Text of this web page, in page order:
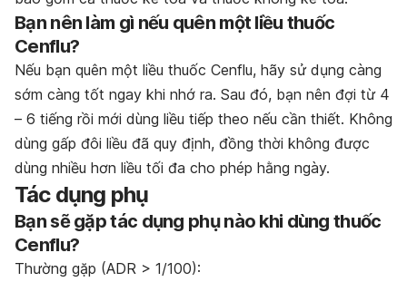
Bạn nên làm gì nếu quên một liều thuốc
Cenflu?
Nếu bạn quên một liều thuốc Cenflu, hãy sử dụng càng
sớm càng tốt ngay khi nhớ ra. Sau đó, bạn nên đợi từ 4
– 6 tiếng rồi mới dùng liều tiếp theo nếu cần thiết. Không
dùng gấp đôi liều đã quy định, đồng thời không được
dùng nhiều hơn liều tối đa cho phép hằng ngày.
Tác dụng phụ
Bạn sẽ gặp tác dụng phụ nào khi dùng thuốc
Cenflu?
Thường gặp (ADR > 1/100):